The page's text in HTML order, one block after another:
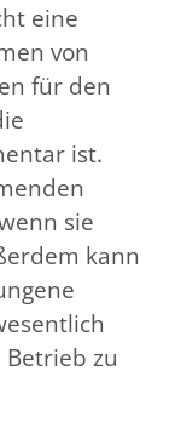
eine
von
für den
ist.
sie
kann
zu